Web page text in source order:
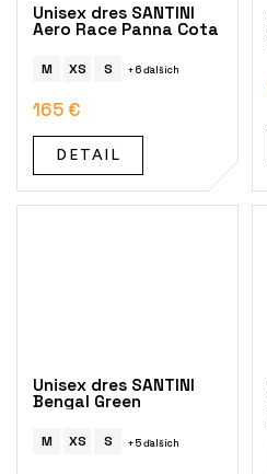
Unisex dres SANTINI
Aero Race Panna Cota
M XS S + 6 ďalších
165 €
DETAIL
Unisex dres SANTINI
Bengal Green
M XS S + 5 ďalších